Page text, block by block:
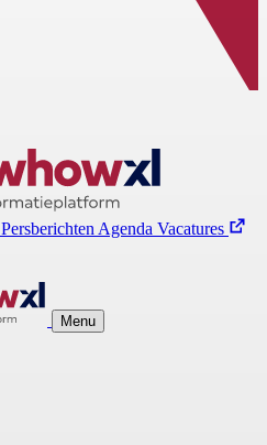
Persberichten Agenda Vacatures
Menu